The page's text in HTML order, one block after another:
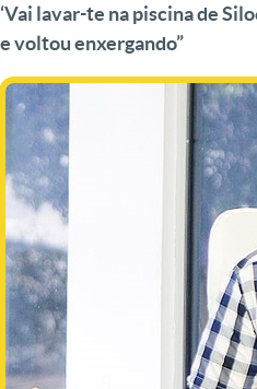
‘Vai lavar-te na piscina de
e voltou enxergando”